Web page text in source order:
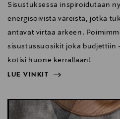
Sisustuksessa inspiroidutaan
energisoivista väreistä, jotka
antavat virtaa arkeen.
sisustussuosikit joka budjettiin
kotisi huone kerrallaan!
LUE VINKIT
LUE VINKIT